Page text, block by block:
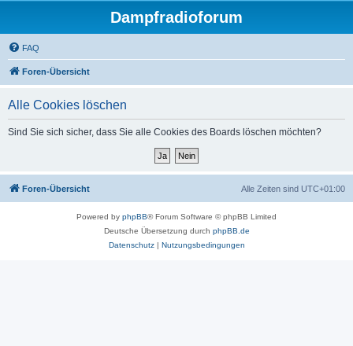
Dampfradioforum
FAQ
Foren-Übersicht
Alle Cookies löschen
Sind Sie sich sicher, dass Sie alle Cookies des Boards löschen möchten?
Foren-Übersicht Alle Zeiten sind UTC+01:00
Powered by phpBB® Forum Software © phpBB Limited
Deutsche Übersetzung durch phpBB.de
Datenschutz| Nutzungsbedingungen